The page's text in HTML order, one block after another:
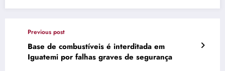
Previous post
Base de combustíveis é interditada em
Iguatemi por falhas graves de segurança